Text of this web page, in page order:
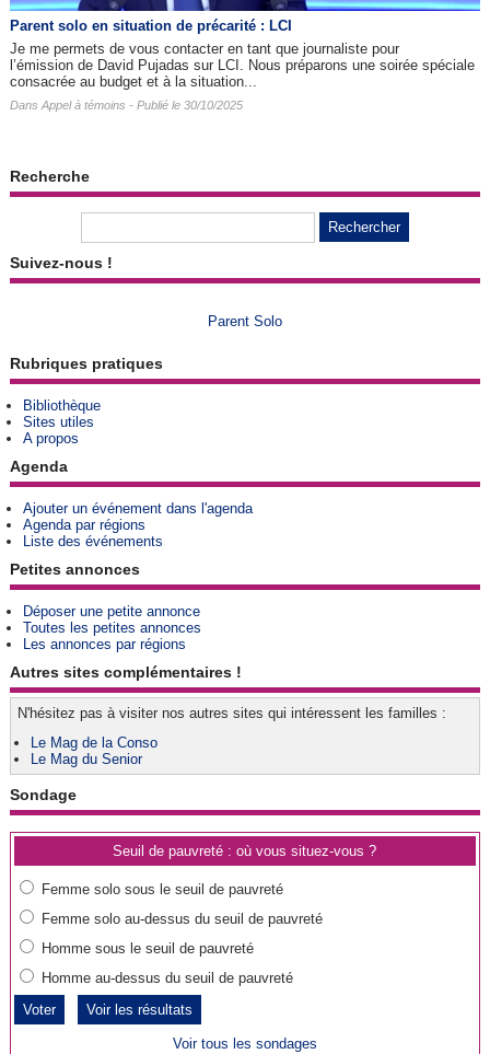
Parent solo en situation de précarité : LCI
Je me permets de vous contacter en tant que journaliste pour
l’émission de David Pujadas sur LCI. Nous préparons une soirée spéciale
consacrée au budget et à la situation...
Dans Appel à témoins - Publié le 30/10/2025
Recherche
Suivez-nous !
Parent Solo
Rubriques pratiques
Bibliothèque
Sites utiles
A propos
Agenda
Ajouter un événement dans l'agenda
Agenda par régions
Liste des événements
Petites annonces
Déposer une petite annonce
Toutes les petites annonces
Les annonces par régions
Autres sites complémentaires !
N'hésitez pas à visiter nos autres sites qui intéressent les familles :
Le Mag de la Conso
Le Mag du Senior
Sondage
Seuil de pauvreté : où vous situez-vous ?
Femme solo sous le seuil de pauvreté
Femme solo au-dessus du seuil de pauvreté
Homme sous le seuil de pauvreté
Homme au-dessus du seuil de pauvreté
Voir les résultats
Voir tous les sondages